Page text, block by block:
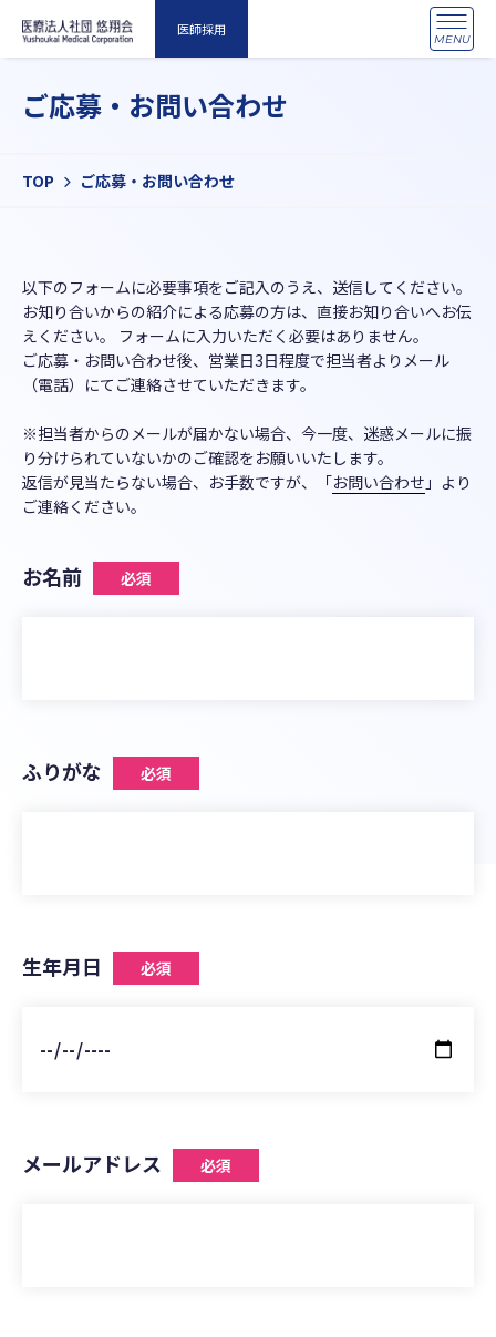
医師採用
MENU
ご応募・お問い合わせ
TOP ご応募・お問い合わせ
以下のフォームに必要事項をご記入のうえ、送信してください。
お知り合いからの紹介による応募の方は、直接お知り合いへお伝
えください。 フォームに入力いただく必要はありません。
ご応募・お問い合わせ後、営業日3日程度で担当者よりメール
（電話）にてご連絡させていただきます。
※担当者からのメールが届かない場合、今一度、迷惑メールに振
り分けられていないかのご確認をお願いいたします。
返信が見当たらない場合、お手数ですが、「お問い合わせ 」より
ご連絡ください。
お名前 必須
ふりがな 必須
生年月日 必須
メールアドレス 必須